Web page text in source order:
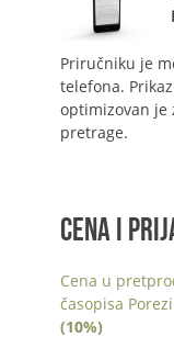
Priručniku je
telefona.
optimizovan je
pretrage.
CENA I
Cena u
časopisa
(10%)